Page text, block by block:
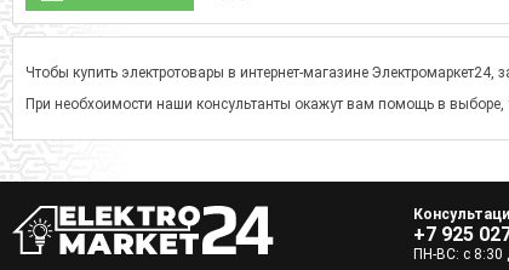
Чтобы купить электротовары в интернет-магазине Электромаркет24,
При необхоимости наши консультанты окажут вам помощь в
+7 925
ПН-ВС: с 8:30